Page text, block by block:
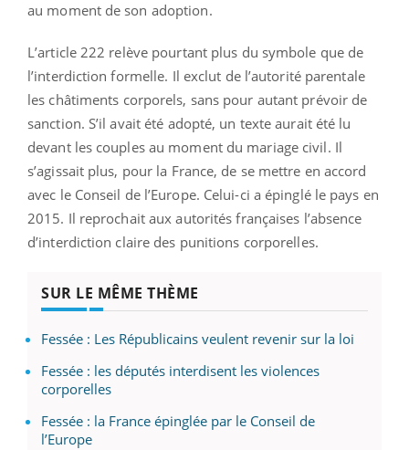
au moment de son adoption.
L’article 222 relève pourtant plus du symbole que de
l’interdiction formelle. Il exclut de l’autorité parentale
les châtiments corporels, sans pour autant prévoir de
sanction. S’il avait été adopté, un texte aurait été lu
devant les couples au moment du mariage civil. Il
s’agissait plus, pour la France, de se mettre en accord
avec le Conseil de l’Europe. Celui-ci a épinglé le pays en
2015. Il reprochait aux autorités françaises l’absence
d’interdiction claire des punitions corporelles.
SUR LE MÊME THÈME
Fessée : Les Républicains veulent revenir sur la loi
Fessée : les députés interdisent les violences
corporelles
Fessée : la France épinglée par le Conseil de
l’Europe